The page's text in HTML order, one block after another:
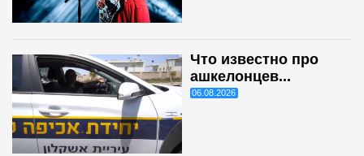
Что известно про
ашкелонцев...
06.08.2026